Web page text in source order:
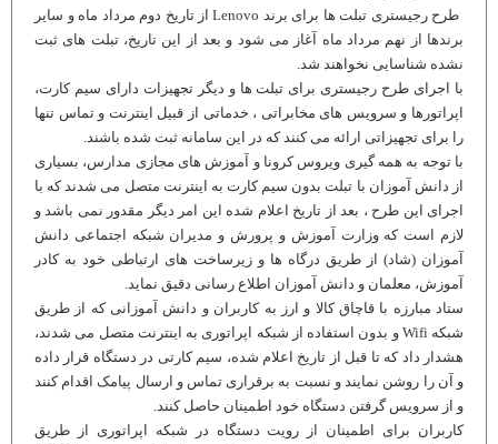
طرح رجیستری تبلت ها برای برند Lenovo از تاریخ دوم مرداد ماه و سایر
برندها از نهم مرداد ماه آغاز می شود و بعد از این تاریخ، تبلت های ثبت
نشده شناسایی نخواهند شد.
با اجرای طرح رجیستری برای تبلت ها و دیگر تجهیزات دارای سیم کارت،
اپراتورها و سرویس های مخابراتی ، خدماتی از قبیل اینترنت و تماس تنها
را برای تجهیزاتی ارائه می کنند که در این سامانه ثبت شده باشند.
با توجه به همه گیری ویروس کرونا و آموزش های مجازی مدارس، بسیاری
از دانش آموزان با تبلت بدون سیم کارت به اینترنت متصل می شدند که با
اجرای این طرح ، بعد از تاریخ اعلام شده این امر دیگر مقدور نمی باشد و
لازم است که وزارت آموزش و پرورش و مدیران شبکه اجتماعی دانش
آموزان (شاد) از طریق درگاه ها و زیرساخت های ارتباطی خود به کادر
آموزش، معلمان و دانش آموزان اطلاع رسانی دقیق نماید.
ستاد مبارزه با قاچاق کالا و ارز به کاربران و دانش آموزانی که از طریق
شبکه Wifi و بدون استفاده از شبکه اپراتوری به اینترنت متصل می شدند،
هشدار داد که تا قبل از تاریخ اعلام شده، سیم کارتی در دستگاه قرار داده
و آن را روشن نمایند و نسبت به برقراری تماس و ارسال پیامک اقدام کنند
و از سرویس گرفتن دستگاه خود اطمینان حاصل کنند.
کاربران برای اطمینان از رویت دستگاه در شبکه اپراتوری از طریق